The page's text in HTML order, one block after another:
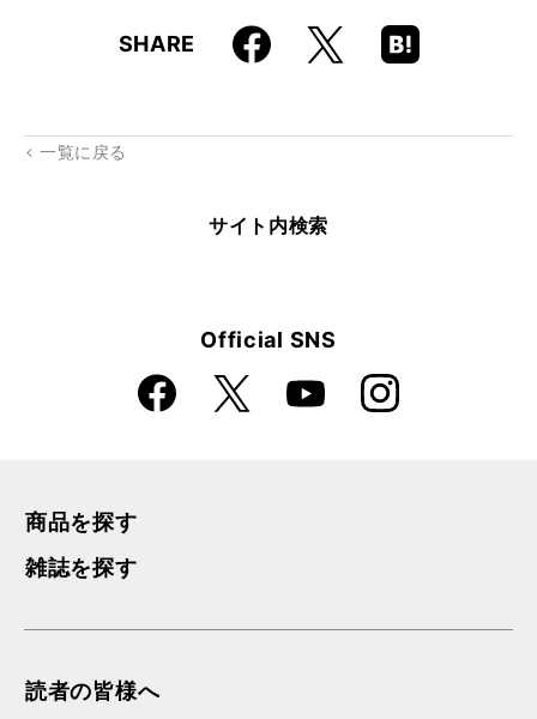
SHARE Faceboo
k
X
Hatena
Boo
一覧に戻る
サイト内検索
Official SNS
Faceboo
k
X YouTube Instagra
m
商品を探す
雑誌を探す
読者の皆様へ